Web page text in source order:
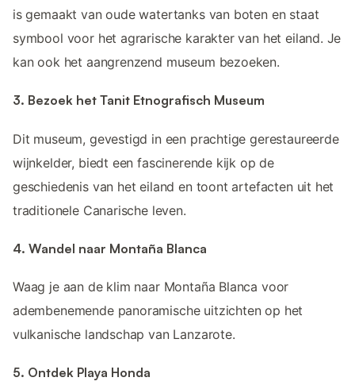
is gemaakt van oude watertanks van boten en staat
symbool voor het agrarische karakter van het eiland. Je
kan ook het aangrenzend museum bezoeken.
3. Bezoek het Tanit Etnografisch Museum
Dit museum, gevestigd in een prachtige gerestaureerde
wijnkelder, biedt een fascinerende kijk op de
geschiedenis van het eiland en toont artefacten uit het
traditionele Canarische leven.
4. Wandel naar Montaña Blanca
Waag je aan de klim naar Montaña Blanca voor
adembenemende panoramische uitzichten op het
vulkanische landschap van Lanzarote.
5. Ontdek Playa Honda